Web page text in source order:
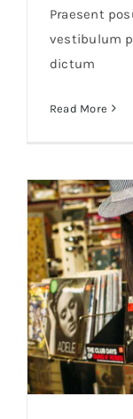
Praesent
vestibulum
dictum
Read More